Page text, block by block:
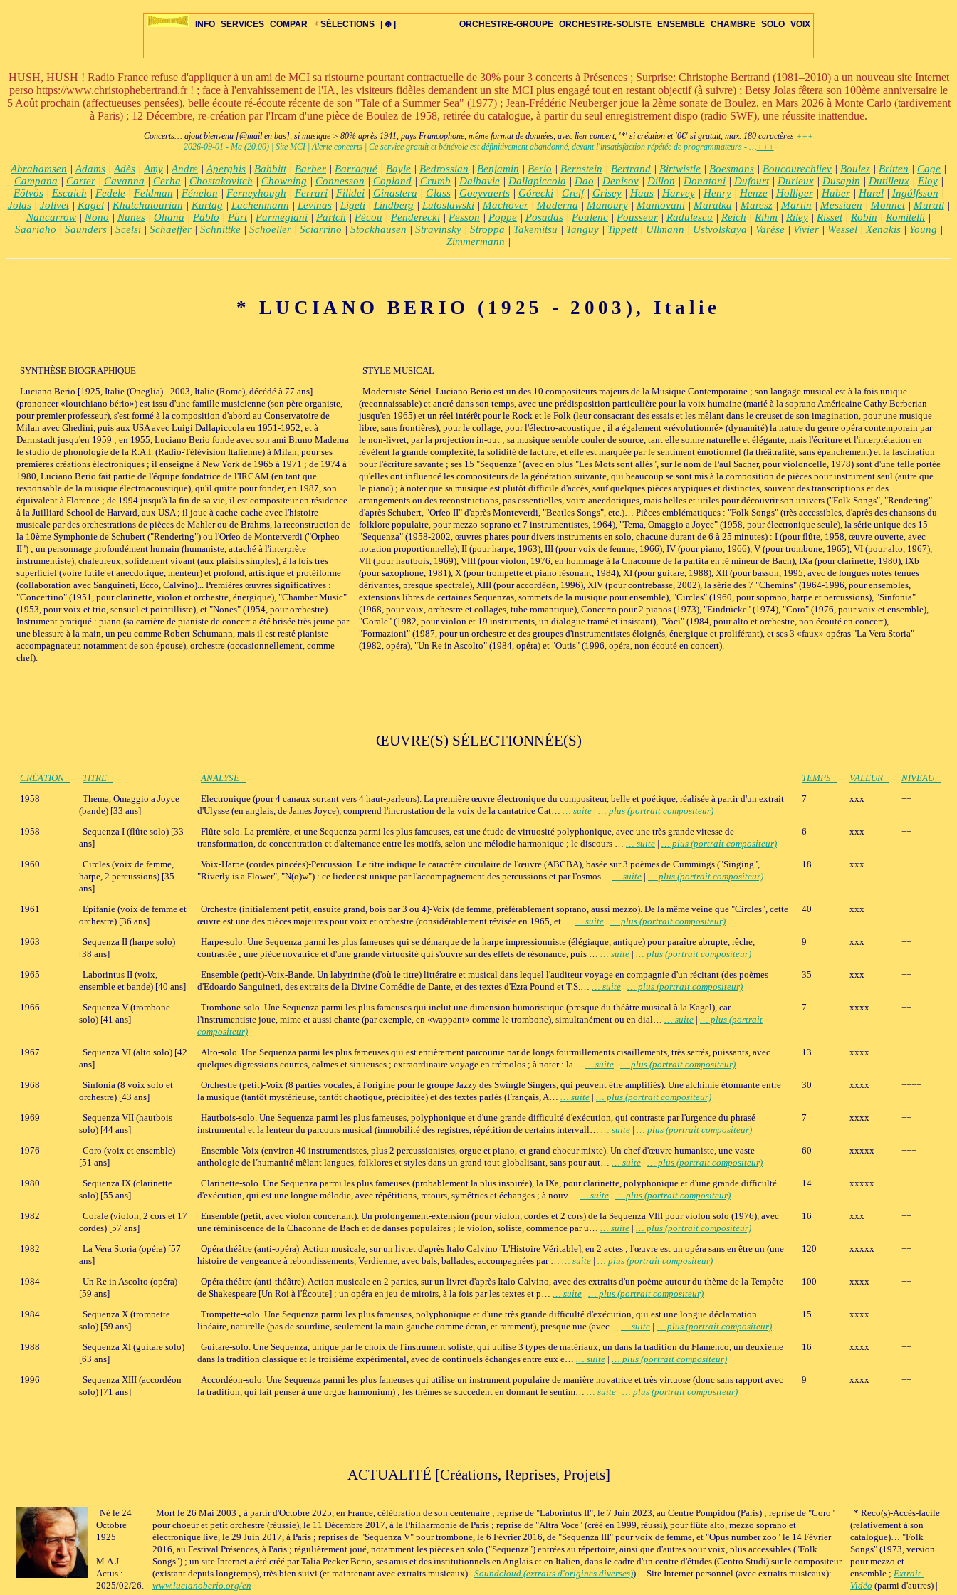
INFO
ÉDITORIAUX ACTUS-CONCERTS HISTOIRE PAYS STYLES-ÉCOLES CONTACT
SERVICES
MAJ-LISTE ARCH-CONCERTS LIENS RADIOS VIDÉOS PLAN FAQS GLOSSAIRE AUTEUR CHERCHE
COMPAR
SÉLECTION GUIDE-EXPRESS ŒUVRES BIOGRAPHIES PERSPECTIVE ITINÉRAIRES XXL-SCOPE
SÉLECTIONS
SÉLECTION COMPOS-INTRO COMPO-INDIV ŒUVRES-INDIV
| ⊕ |
20ÈME PARAL 1001 CD TOP-REC BONUS-ROMANS BONUS-FILMS BONUS-VINS
VOIX
OPÉRA-THÉÂTRE
OPÉRA-CHAMBRE
CHORAL-CHAMBRE
VOIX-SOLO-CHAMBRE
LIEDER
SOLO
ÉLECTRO
AUTRES-S
+VENTS-S
CLARINETTE-S
FLÛTE-S
CORDES-S
PIANO-SOLO
CHAMBRE
+ÉLECTRONIQUE
DUO-TRIO
CHAMBRE-DIV
CORDES
QUATUOR
ENSEMBLE
ENS-VOIX-ÉLECTRO
ENS-ÉLECTRO
ENS-VOIX
ENSEMBLE
ORCHESTRE-SOLISTE
DIVERS-C
PERCUSSIONS-C
+BOIS-VENTS-C
CLARINETTE-C
FLÛTE-C
DOUBLE-C+
CELLO-C
ALTO-C
VIOLON-C
PIANO-CONC
ORCHESTRE-GROUPE
ORCH-VOIX-ÉLEC
ORCH-ÉLECTRO
PETIT+VOIX
PETIT-INSTR
GRAND+VOIX
GRAND-INSTR-SEULS
HUSH, HUSH ! Radio France refuse d'appliquer à un ami de MCI sa ristourne pourtant contractuelle de 30% pour 3 concerts à Présences ; Surprise: Christophe Bertrand (1981–2010) a un nouveau site Internet
perso https://www.christophebertrand.fr ! ; face à l'envahissement de l'IA, les visiteurs fidèles demandent un site MCI plus engagé tout en restant objectif (à suivre) ; Betsy Jolas fêtera son 100ème anniversaire le
5 Août prochain (affectueuses pensées), belle écoute ré-écoute récente de son "Tale of a Summer Sea" (1977) ; Jean-Frédéric Neuberger joue la 2ème sonate de Boulez, en Mars 2026 à Monte Carlo (tardivement
à Paris) ; 12 Décembre, re-création par l'Ircam d'une pièce de Boulez de 1958, retirée du catalogue, à partir du seul enregistrement dispo (radio SWF), une réussite inattendue.
Concerts… ajout bienvenu [@mail en bas], si musique > 80% après 1941, pays Francophone, même format de données, avec lien-concert, '*' si création et '0€' si gratuit, max. 180 caractères +++
2026-09-01 - Ma (20.00) | Site MCI | Alerte concerts | Ce service gratuit et bénévole est définitivement abandonné, devant l'insatisfaction répétée de programmateurs - …+++
Abrahamsen | Adams | Adès | Amy | Andre | Aperghis | Babbitt| Barber | Barraqué | Bayle | Bedrossian | Benjamin | Berio | Bernstein | Bertrand | Birtwistle | Boesmans | Boucourechliev | Boulez | Britten | Cage |
Campana | Carter| Cavanna | Cerha | Chostakovitch | Chowning | Connesson | Copland| Crumb | Dalbavie| Dallapiccola | Dao | Denisov| Dillon | Donatoni| Dufourt| Durieux| Dusapin | Dutilleux| Eloy|
Eötvös| Escaich | Fedele| Feldman | Fénelon | Ferneyhough | Ferrari| Filidei| Ginastera | Glass| Goeyvaerts| Górecki| Greif| Grisey| Haas| Harvey| Henry| Henze| Holliger| Huber| Hurel| Ingólfsson |
Jolas| Jolivet| Kagel| Khatchatourian | Kurtag | Lachenmann | Levinas| Ligeti| Lindberg | Lutoslawski| Machover| Maderna | Manoury| Mantovani| Maratka | Maresz| Martin | Messiaen | Monnet| Murail|
Nancarrow | Nono | Nunes | Ohana | Pablo | Pärt| Parmégiani | Partch | Pécou | Penderecki | Pesson | Poppe | Posadas | Poulenc | Pousseur | Radulescu | Reich | Rihm | Riley | Risset| Robin | Romitelli |
Saariaho | Saunders| Scelsi| Schaeffer| Schnittke| Schoeller| Sciarrino | Stockhausen | Stravinsky| Stroppa | Takemitsu | Tanguy| Tippett| Ullmann | Ustvolskaya | Varèse| Vivier| Wessel| Xenakis| Young |
Zimmermann |
* LUCIANO BERIO (1925 - 2003), Italie
SYNTHÈSE BIOGRAPHIQUE
STYLE MUSICAL
Luciano Berio [1925, Italie (Oneglia) - 2003, Italie (Rome), décédé à 77 ans]
(prononcer «loutchiano bério») est issu d'une famille musicienne (son père organiste,
pour premier professeur), s'est formé à la composition d'abord au Conservatoire de
Milan avec Ghedini, puis aux USA avec Luigi Dallapiccola en 1951-1952, et à
Darmstadt jusqu'en 1959 ; en 1955, Luciano Berio fonde avec son ami Bruno Maderna
le studio de phonologie de la R.A.I. (Radio-Télévision Italienne) à Milan, pour ses
premières créations électroniques ; il enseigne à New York de 1965 à 1971 ; de 1974 à
1980, Luciano Berio fait partie de l'équipe fondatrice de l'IRCAM (en tant que
responsable de la musique électroacoustique), qu'il quitte pour fonder, en 1987, son
équivalent à Florence ; de 1994 jusqu'à la fin de sa vie, il est compositeur en résidence
à la Juilliard School de Harvard, aux USA ; il joue à cache-cache avec l'histoire
musicale par des orchestrations de pièces de Mahler ou de Brahms, la reconstruction de
la 10ème Symphonie de Schubert ("Rendering") ou l'Orfeo de Monterverdi ("Orpheo
II") ; un personnage profondément humain (humaniste, attaché à l'interprète
instrumentiste), chaleureux, solidement vivant (aux plaisirs simples), à la fois très
superficiel (voire futile et anecdotique, menteur) et profond, artistique et protéiforme
(collaboration avec Sanguineti, Ecco, Calvino)... Premières œuvres significatives :
"Concertino" (1951, pour clarinette, violon et orchestre, énergique), "Chamber Music"
(1953, pour voix et trio, sensuel et pointilliste), et "Nones" (1954, pour orchestre).
Instrument pratiqué : piano (sa carrière de pianiste de concert a été brisée très jeune par
une blessure à la main, un peu comme Robert Schumann, mais il est resté pianiste
accompagnateur, notamment de son épouse), orchestre (occasionnellement, comme
chef).
Moderniste-Sériel. Luciano Berio est un des 10 compositeurs majeurs de la Musique Contemporaine ; son langage musical est à la fois unique
(reconnaissable) et ancré dans son temps, avec une prédisposition particulière pour la voix humaine (marié à la soprano Américaine Cathy Berberian
jusqu'en 1965) et un réel intérêt pour le Rock et le Folk (leur consacrant des essais et les mêlant dans le creuset de son imagination, pour une musique
libre, sans frontières), pour le collage, pour l'électro-acoustique ; il a également «révolutionné» (dynamité) la nature du genre opéra contemporain par
le non-livret, par la projection in-out ; sa musique semble couler de source, tant elle sonne naturelle et élégante, mais l'écriture et l'interprétation en
révèlent la grande complexité, la solidité de facture, et elle est marquée par le sentiment émotionnel (la théâtralité, sans épanchement) et la fascination
pour l'écriture savante ; ses 15 "Sequenza" (avec en plus "Les Mots sont allés", sur le nom de Paul Sacher, pour violoncelle, 1978) sont d'une telle portée
qu'elles ont influencé les compositeurs de la génération suivante, qui beaucoup se sont mis à la composition de pièces pour instrument seul (autre que
le piano) ; à noter que sa musique est plutôt difficile d'accès, sauf quelques pièces atypiques et distinctes, souvent des transcriptions et des
arrangements ou des reconstructions, pas essentielles, voire anecdotiques, mais belles et utiles pour découvrir son univers ("Folk Songs", "Rendering"
d'après Schubert, "Orfeo II" d'après Monteverdi, "Beatles Songs", etc.)… Pièces emblématiques : "Folk Songs" (très accessibles, d'après des chansons du
folklore populaire, pour mezzo-soprano et 7 instrumentistes, 1964), "Tema, Omaggio a Joyce" (1958, pour électronique seule), la série unique des 15
"Sequenza" (1958-2002, œuvres phares pour divers instruments en solo, chacune durant de 6 à 25 minutes) : I (pour flûte, 1958, œuvre ouverte, avec
notation proportionnelle), II (pour harpe, 1963), III (pour voix de femme, 1966), IV (pour piano, 1966), V (pour trombone, 1965), VI (pour alto, 1967),
VII (pour hautbois, 1969), VIII (pour violon, 1976, en hommage à la Chaconne de la partita en ré mineur de Bach), IXa (pour clarinette, 1980), IXb
(pour saxophone, 1981), X (pour trompette et piano résonant, 1984), XI (pour guitare, 1988), XII (pour basson, 1995, avec de longues notes tenues
dérivantes, presque spectrale), XIII (pour accordéon, 1996), XIV (pour contrebasse, 2002), la série des 7 "Chemins" (1964-1996, pour ensembles,
extensions libres de certaines Sequenzas, sommets de la musique pour ensemble), "Circles" (1960, pour soprano, harpe et percussions), "Sinfonia"
(1968, pour voix, orchestre et collages, tube romantique), Concerto pour 2 pianos (1973), "Eindrücke" (1974), "Coro" (1976, pour voix et ensemble),
"Corale" (1982, pour violon et 19 instruments, un dialogue tramé et insistant), "Voci" (1984, pour alto et orchestre, non écouté en concert),
"Formazioni" (1987, pour un orchestre et des groupes d'instrumentistes éloignés, énergique et proliférant), et ses 3 «faux» opéras "La Vera Storia"
(1982, opéra), "Un Re in Ascolto" (1984, opéra) et "Outis" (1996, opéra, non écouté en concert).
ŒUVRE(S) SÉLECTIONNÉE(S)
CRÉATION TITRE ANALYSE TEMPS VALEUR
NIVEAU
1958
Thema, Omaggio a Joyce
(bande) [33 ans]
Electronique (pour 4 canaux sortant vers 4 haut-parleurs). La première œuvre électronique du compositeur, belle et poétique, réalisée à partir d'un extrait
d'Ulysse (en anglais, de James Joyce), comprend l'incrustation de la voix de la cantatrice Cat… … suite | … plus (portrait compositeur)
7 xxx ++
1958
Sequenza I (flûte solo) [33
ans]
Flûte-solo. La première, et une Sequenza parmi les plus fameuses, est une étude de virtuosité polyphonique, avec une très grande vitesse de
transformation, de concentration et d'alternance entre les motifs, selon une mélodie harmonique ; le discours … … suite | … plus (portrait compositeur)
6 xxx ++
1960
Circles (voix de femme,
harpe, 2 percussions) [35
ans]
Voix-Harpe (cordes pincées)-Percussion. Le titre indique le caractère circulaire de l'œuvre (ABCBA), basée sur 3 poèmes de Cummings ("Singing",
"Riverly is a Flower", "N(o)w") : ce lieder est unique par l'accompagnement des percussions et par l'osmos… … suite | … plus (portrait compositeur)
18 xxx +++
1961
Epifanie (voix de femme et
orchestre) [36 ans]
Orchestre (initialement petit, ensuite grand, bois par 3 ou 4)-Voix (de femme, préférablement soprano, aussi mezzo). De la même veine que "Circles", cette
œuvre est une des pièces majeures pour voix et orchestre (considérablement révisée en 1965, et … … suite | … plus (portrait compositeur)
40 xxx +++
1963
Sequenza II (harpe solo)
[38 ans]
Harpe-solo. Une Sequenza parmi les plus fameuses qui se démarque de la harpe impressionniste (élégiaque, antique) pour paraître abrupte, rêche,
contrastée ; une pièce novatrice et d'une grande virtuosité qui s'ouvre sur des effets de résonance, puis … … suite | … plus (portrait compositeur)
9 xxx ++
1965
Laborintus II (voix,
ensemble et bande) [40 ans]
Ensemble (petit)-Voix-Bande. Un labyrinthe (d'où le titre) littéraire et musical dans lequel l'auditeur voyage en compagnie d'un récitant (des poèmes
d'Edoardo Sanguineti, des extraits de la Divine Comédie de Dante, et des textes d'Ezra Pound et T.S.… … suite | … plus (portrait compositeur)
35 xxx ++
1966
Sequenza V (trombone
solo) [41 ans]
Trombone-solo. Une Sequenza parmi les plus fameuses qui inclut une dimension humoristique (presque du théâtre musical à la Kagel), car
l'instrumentiste joue, mime et aussi chante (par exemple, en «wappant» comme le trombone), simultanément ou en dial… … suite | … plus (portrait
compositeur)
7 xxxx ++
1967
Sequenza VI (alto solo) [42
ans]
Alto-solo. Une Sequenza parmi les plus fameuses qui est entièrement parcourue par de longs fourmillements cisaillements, très serrés, puissants, avec
quelques digressions courtes, calmes et sinueuses ; extraordinaire voyage en trémolos ; à noter : la… … suite | … plus (portrait compositeur)
13 xxxx ++
1968
Sinfonia (8 voix solo et
orchestre) [43 ans]
Orchestre (petit)-Voix (8 parties vocales, à l'origine pour le groupe Jazzy des Swingle Singers, qui peuvent être amplifiés). Une alchimie étonnante entre
la musique (tantôt mystérieuse, tantôt chaotique, précipitée) et des textes parlés (Français, A… … suite | … plus (portrait compositeur)
30 xxxx ++++
1969
Sequenza VII (hautbois
solo) [44 ans]
Hautbois-solo. Une Sequenza parmi les plus fameuses, polyphonique et d'une grande difficulté d'exécution, qui contraste par l'urgence du phrasé
instrumental et la lenteur du parcours musical (immobilité des registres, répétition de certains intervall… … suite | … plus (portrait compositeur)
7 xxxx ++
1976
Coro (voix et ensemble)
[51 ans]
Ensemble-Voix (environ 40 instrumentistes, plus 2 percussionistes, orgue et piano, et grand choeur mixte). Un chef d'œuvre humaniste, une vaste
anthologie de l'humanité mêlant langues, folklores et styles dans un grand tout globalisant, sans pour aut… … suite | … plus (portrait compositeur)
60 xxxxx +++
1980
Sequenza IX (clarinette
solo) [55 ans]
Clarinette-solo. Une Sequenza parmi les plus fameuses (probablement la plus inspirée), la IXa, pour clarinette, polyphonique et d'une grande difficulté
d'exécution, qui est une longue mélodie, avec répétitions, retours, symétries et échanges ; à nouv… … suite | … plus (portrait compositeur)
14 xxxxx ++
1982
Corale (violon, 2 cors et 17
cordes) [57 ans]
Ensemble (petit, avec violon concertant). Un prolongement-extension (pour violon, cordes et 2 cors) de la Sequenza VIII pour violon solo (1976), avec
une réminiscence de la Chaconne de Bach et de danses populaires ; le violon, soliste, commence par u… … suite | … plus (portrait compositeur)
16 xxx ++
1982
La Vera Storia (opéra) [57
ans]
Opéra théâtre (anti-opéra). Action musicale, sur un livret d'après Italo Calvino [L'Histoire Véritable], en 2 actes ; l'œuvre est un opéra sans en être un (une
histoire de vengeance à rebondissements, Verdienne, avec bals, ballades, accompagnées par … … suite | … plus (portrait compositeur)
120 xxxxx ++
1984
Un Re in Ascolto (opéra)
[59 ans]
Opéra théâtre (anti-théâtre). Action musicale en 2 parties, sur un livret d'après Italo Calvino, avec des extraits d'un poème autour du thème de la Tempête
de Shakespeare [Un Roi à l'Écoute] ; un opéra en jeu de miroirs, à la fois par les textes et p… … suite | … plus (portrait compositeur)
100 xxxx ++
1984
Sequenza X (trompette
solo) [59 ans]
Trompette-solo. Une Sequenza parmi les plus fameuses, polyphonique et d'une très grande difficulté d'exécution, qui est une longue déclamation
linéaire, naturelle (pas de sourdine, seulement la main gauche comme écran, et rarement), presque nue (avec… … suite | … plus (portrait compositeur)
15 xxxx ++
1988
Sequenza XI (guitare solo)
[63 ans]
Guitare-solo. Une Sequenza, unique par le choix de l'instrument soliste, qui utilise 3 types de matériaux, un dans la tradition du Flamenco, un deuxième
dans la tradition classique et le troisième expérimental, avec de continuels échanges entre eux e… … suite | … plus (portrait compositeur)
16 xxxx ++
1996
Sequenza XIII (accordéon
solo) [71 ans]
Accordéon-solo. Une Sequenza parmi les plus fameuses qui utilise un instrument populaire de manière novatrice et très virtuose (donc sans rapport avec
la tradition, qui fait penser à une orgue harmonium) ; les thèmes se succèdent en donnant le sentim… … suite | … plus (portrait compositeur)
9 xxxx ++
ACTUALITÉ [Créations, Reprises, Projets]
Né le 24
Octobre
1925
M.A.J.-
Actus :
2025/02/26.
Mort le 26 Mai 2003 ; à partir d'Octobre 2025, en France, célébration de son centenaire ; reprise de "Laborintus II", le 7 Juin 2023, au Centre Pompidou (Paris) ; reprise de "Coro"
pour choeur et petit orchestre (réussie), le 11 Décembre 2017, à la Philharmonie de Paris ; reprise de "Altra Voce" (créé en 1999, réussi), pour flûte alto, mezzo soprano et
électronique live, le 29 Juin 2017, à Paris ; reprises de "Sequenza V" pour trombone, le 6 Février 2016, de "Sequenza III" pour voix de femme, et "Opus number zoo" le 14 Février
2016, au Festival Présences, à Paris ; régulièrement joué, notamment les pièces en solo ("Sequenza") entrées au répertoire, ainsi que d'autres pour voix, plus accessibles ("Folk
Songs") ; un site Internet a été créé par Talia Pecker Berio, ses amis et des institutionnels en Anglais et en Italien, dans le cadre d'un centre d'études (Centro Studi) sur le compositeur
(existant depuis longtemps), très bien suivi (et maintenant avec extraits musicaux) | Soundcloud (extraits d'origines diverses)) | . Site Internet personnel (avec extraits musicaux):
www.lucianoberio.org/en
* Reco(s)-Accès-facile
(relativement à son
catalogue)… "Folk
Songs" (1973, version
pour mezzo et
ensemble ; Extrait-
Vidéo (parmi d'autres) |